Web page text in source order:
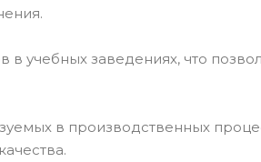
учебных заведениях, что
в производственных